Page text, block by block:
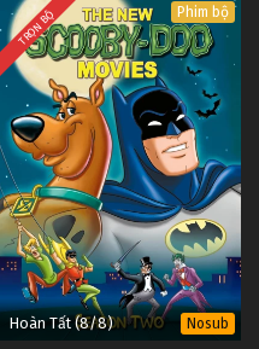
TRỌN BỘ Phim bộ
Hoàn Tất (8/8) Nosub